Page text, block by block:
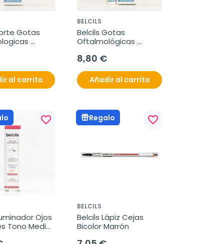
Gotas
al carrito
BELCILS
Belcils Gotas
Oftalmológicas
8,80 €
Añadir al carrito
favorite_border
Ojos
Tono Medio,
Regalo favorite_border
BELCILS
Belcils Lápiz Cejas
Bicolor Marrón